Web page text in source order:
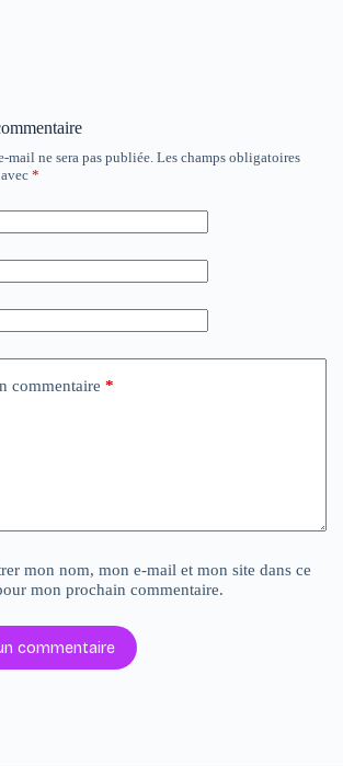
mail ne sera pas publiée. Les champs obligatoires
*
commentaire *
mon nom, mon e-mail et mon site dans ce
mon prochain commentaire.
commentaire